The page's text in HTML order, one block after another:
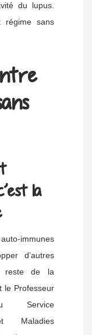
du lupus.
régime sans
la
immunes
d’autres
reste de la
le Professeur
Maladies